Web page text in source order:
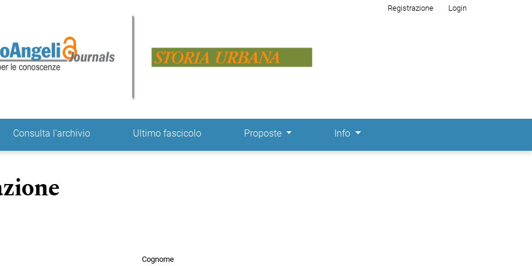
Registrazione Login
Consulta l'archivio Ultimo fascicolo Proposte Info
Cognome